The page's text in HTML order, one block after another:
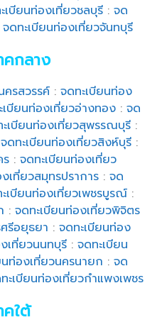
เบียนท่องเที่ยวชลบุรี :จด
จดทะเบียนท่องเที่ยวจันทบุรี
คกลาง
ครสวรรค์: จดทะเบียนท่อง
เบียนท่องเที่ยวอ่างทอง: จด
เบียนท่องเที่ยวสุพรรณบุรี :
จดทะเบียนท่องเที่ยวสิงห์บุรี :
:จดทะเบียนท่องเที่ยว
เที่ยวสมุทรปราการ :จด
เบียนท่องเที่ยวเพชรบูรณ์ :
:จดทะเบียนท่องเที่ยวพิจิตร
รีอยุธยา :จดทะเบียนท่อง
เที่ยวนนทบุรี :จดทะเบียน
นท่องเที่ยวนครนายก :จด
ะเบียนท่องเที่ยวกำแพงเพชร
คใต้